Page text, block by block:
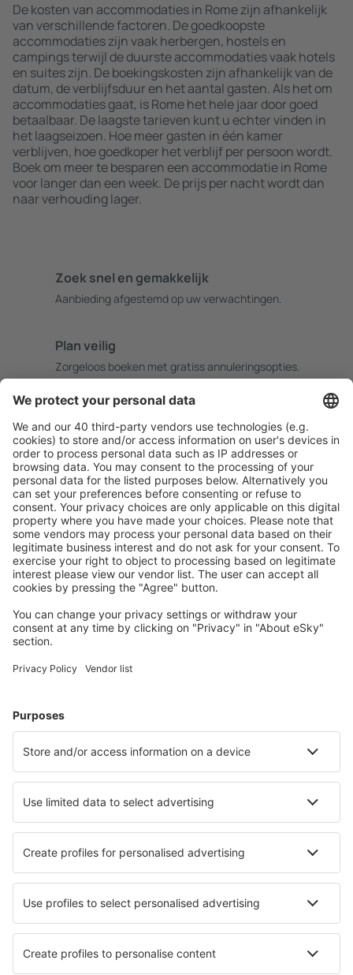
De kosten van accommodaties in Rome zijn afhankelijk
van verschillende factoren. De goedkoopste
accommodaties zijn vaak herbergen, hostels en
campings terwijl de duurste accommodaties vaak hotels
en suites zijn. De boekingskosten zijn afhankelijk van de
datum, de verblijfsduur en het aantal gasten. Als het om
accommodaties gaat, is Rome het hele jaar door goed
betaalbaar. De laagste tarieven kunt u echter vinden in
het laagseizoen. Hoe meer gasten in één kamer
verblijven, hoe goedkoper het verblijf per persoon wordt.
Boek om meer te besparen een accommodatie in Rome
voor langer dan een week. De prijs per nacht wordt dan
naar verhouding lager.
Zoek snel en gemakkelijk
Aanbieding afgestemd op uw verwachtingen.
Plan veilig
Zorgeloos boeken met gratiss annuleringsopties.
Bespaar meer
Reisaanbiedingen en speciale aanbiedingen voor
geregistreerde gebruikers.
Accommodaties die u bevallen
Kies uit meer dan 1,3 miljoen accommodaties: hotels,
jeugdherbergen, appartementen en meer.
Meest gezochte accommodatie door eSky-
Accommodatie in Italië - Populaire steden
Verblijf in Trinita' D'Agutu Verblijf in San Vito lo Capo
Verblijf in Bardolino
Beste accommodatie - steden
Verblijf in Leesburg Verblijf in Gračišče
Verblijf in Kuyukovskiy Verblijf in Saint-Jean-de-Valériscle